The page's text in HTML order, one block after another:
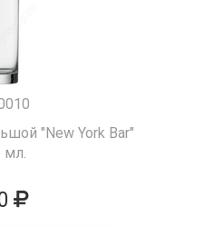
"New York Bar"
мл.